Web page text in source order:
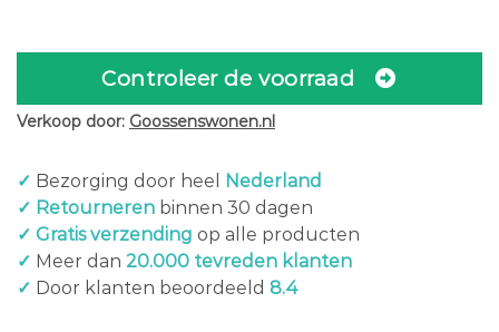
Controleer de voorraad
Verkoop door: Goossenswonen.nl
✓ Bezorging door heel
Nederland
✓ Retourneren binnen 30 dagen
✓ Gratis verzending op alle producten
✓ Meer dan 20.000 tevreden klanten
✓ Door klanten beoordeeld 8.4